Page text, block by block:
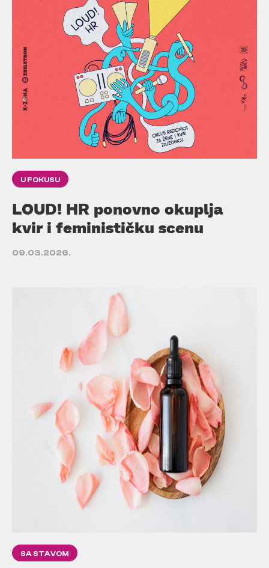
U FOKUSU
LOUD! HR ponovno okuplja
kvir i feminističku scenu
09.03.2026.
SA STAVOM